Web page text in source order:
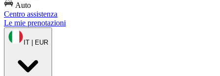
Auto
Centro assistenza
Le mie prenotazioni
IT | EUR